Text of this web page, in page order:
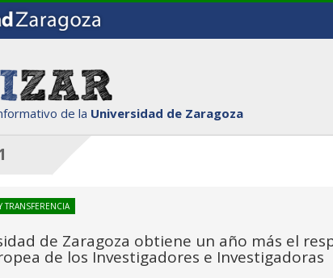
de la Universidad de Zaragoza
TRANSFERENCIA
de Zaragoza obtiene un año más el
de los Investigadores e Investigadoras